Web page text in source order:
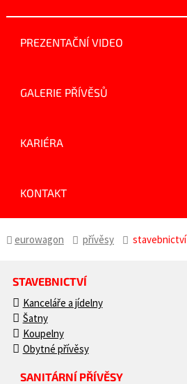
PREZENTAČNÍ VIDEO
GALERIE PŘÍVĚSŮ
KARIÉRA
KONTAKT
eurowagon přívěsy stavebnictví
STAVEBNICTVÍ
Kanceláře a jídelny
Šatny
Koupelny
Obytné přívěsy
SANITÁRNÍ PŘÍVĚSY